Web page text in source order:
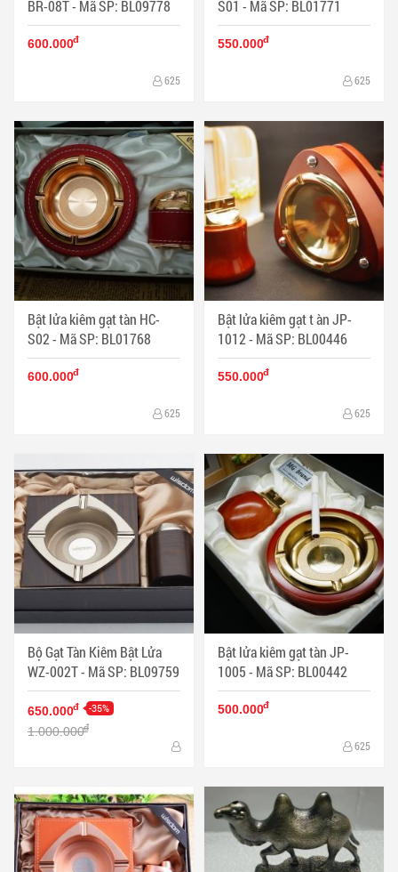
BR-08T - Mã SP: BL09778
600.000đ
625
S01 - Mã SP: BL01771
550.000đ
625
Bật lửa kiêm gạt tàn HC-
S02 - Mã SP: BL01768
600.000đ
625
Bật lửa kiêm gạt t àn JP-
1012 - Mã SP: BL00446
550.000đ
625
Bộ Gạt Tàn Kiêm Bật Lửa
WZ-002T - Mã SP: BL09759
650.000đ -35%
1.000.000đ
Bật lửa kiêm gạt tàn JP-
1005 - Mã SP: BL00442
500.000đ
625